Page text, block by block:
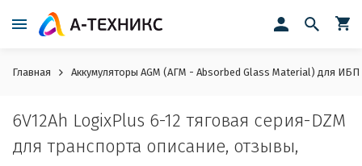
Главная Аккумуляторы AGM (АГМ - Absorbed Glass Material) для ИБП
6V12Ah LogixPlus 6-12 тяговая серия-DZM
для транспорта описание, отзывы,